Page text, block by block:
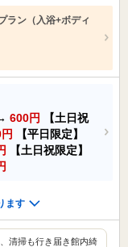
ラン（入浴+ボディ
600円
【土日祝
【平日限定】
【土日祝限定】
ます
清掃も行き届き館内綺